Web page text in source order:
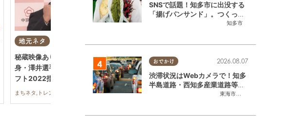
地元ネタ
東海市,知多市
秘蔵映像あり！知多半島出
身・澤井選手＆永田選手ドラ
フト2022指名
まちネタ,トレンド
知多市
SNSで話題！知多市に出没する
「揚げパンサンド」。つくって
いるのはお祭りお兄さん!?【ち
おでかけ
東海市
,大府市
2026.08.07
渋滞状況はWebカメラで！知多
半島道路・西知多産業道路等の